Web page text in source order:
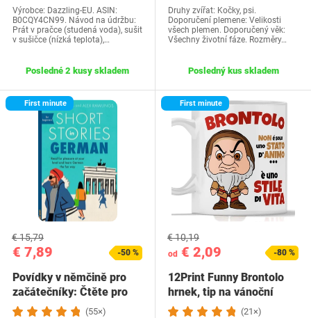
Výrobce: Dazzling-EU. ASIN:
B0CQY4CN99. Návod na údržbu:
Prát v pračce (studená voda), sušit
v sušičce (nízká teplota),…
Posledné 2 kusy skladem
Druhy zvířat: Kočky, psi.
Doporučení plemene: Velikosti
všech plemen. Doporučený věk:
Všechny životní fáze. Rozměry…
Posledný kus skladem
First minute
€ 7,89
€ 15,79
-50 %
Povídky v němčině pro
začátečníky: Čtěte pro
radost na své…(55×)
First minute
od € 2,09
€ 10,19
-80 %
12Print Funny Brontolo
hrnek, tip na vánoční
dárek a…
(21×)